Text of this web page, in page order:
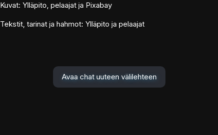
Kuvat: Ylläpito, pelaajat ja Pixabay
Tekstit, tarinat ja hahmot: Ylläpito ja pelaajat
Avaa chat uuteen välilehteen